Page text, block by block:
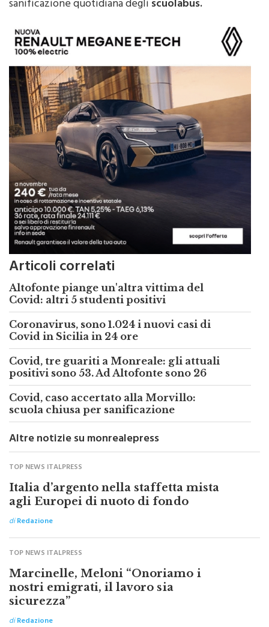
Articoli correlati
Altofonte piange un'altra vittima del
Covid: altri 5 studenti positivi
Coronavirus, sono 1.024 i nuovi casi di
Covid in Sicilia in 24 ore
positivi sono 53. Ad Altofonte sono 26
Covid, caso accertato alla Morvillo:
scuola chiusa per sanificazione
Altre notizie su monrealepress
TOP NEWS ITALPRESS
Italia d’argento nella staffetta mista
agli Europei di nuoto di fondo
diRedazione
TOP NEWS ITALPRESS
Marcinelle, Meloni “Onoriamo i
nostri emigrati, il lavoro sia
sicurezza”
diRedazione